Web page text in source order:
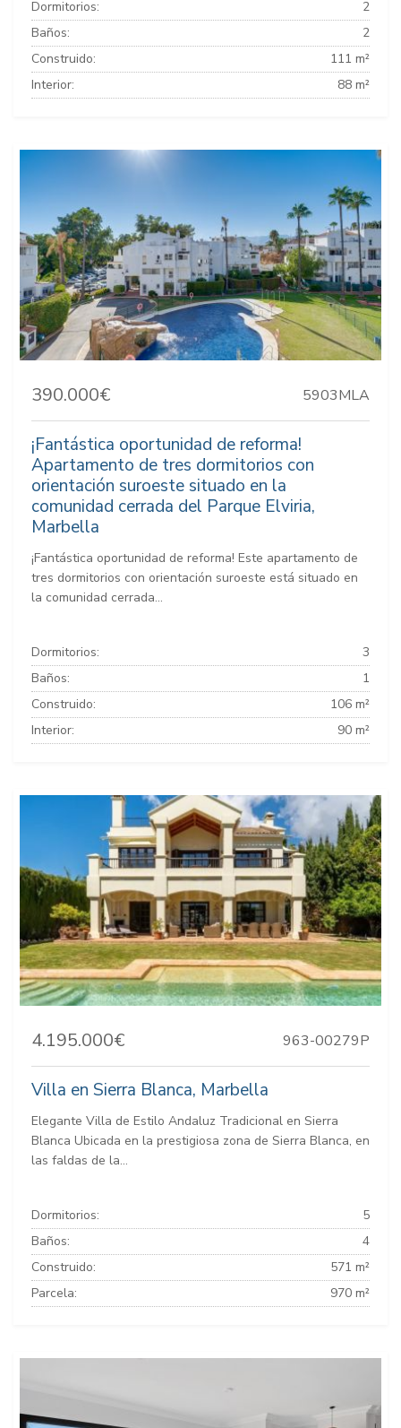
Dormitorios:
2
Baños:
2
Construido:
111 m²
Interior:
88 m²
390.000€ 5903MLA
¡Fantástica oportunidad de reforma!
Apartamento de tres dormitorios con
orientación suroeste situado en la
comunidad cerrada del Parque Elviria,
Marbella
¡Fantástica oportunidad de reforma! Este apartamento de
tres dormitorios con orientación suroeste está situado en
la comunidad cerrada...
Dormitorios:
3
Baños:
1
Construido:
106 m²
Interior:
90 m²
4.195.000€ 963-00279P
Villa en Sierra Blanca, Marbella
Elegante Villa de Estilo Andaluz Tradicional en Sierra
Blanca Ubicada en la prestigiosa zona de Sierra Blanca, en
las faldas de la...
Dormitorios:
5
Baños:
4
Construido:
571 m²
Parcela:
970 m²